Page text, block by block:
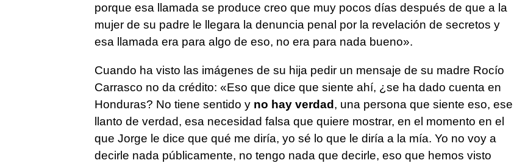
porque esa llamada se produce creo que muy pocos días después de que a la
mujer de su padre le llegara la denuncia penal por la revelación de secretos y
esa llamada era para algo de eso, no era para nada bueno».
Cuando ha visto las imágenes de su hija pedir un mensaje de su madre Rocío
Carrasco no da crédito: «Eso que dice que siente ahí, ¿se ha dado cuenta en
Honduras? No tiene sentido yno hay verdad, una persona que siente eso, ese
llanto de verdad, esa necesidad falsa que quiere mostrar, en el momento en el
que Jorge le dice que qué me diría, yo sé lo que le diría a la mía. Yo no voy a
decirle nada públicamente, no tengo nada que decirle, eso que hemos visto